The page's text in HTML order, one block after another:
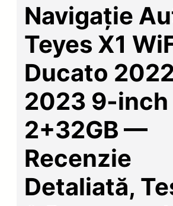
Navigație
Teyes X1
Ducato
2023 9-inch
2+32GB —
Recenzie
Detaliată,